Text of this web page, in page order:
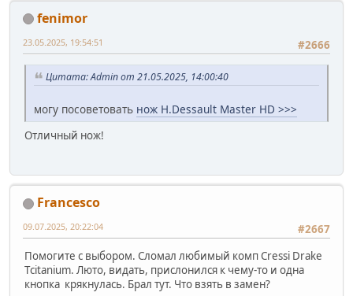
fenimor
#2666
23.05.2025, 19:54:51
Цитата: Admin от 21.05.2025, 14:00:40
могу посоветовать нож H.Dessault Master HD >>>
Отличный нож!
Francesco
#2667
09.07.2025, 20:22:04
Помогите с выбором. Сломал любимый комп Cressi Drake
Tсitanium. Люто, видать, прислонился к чему-то и одна
кнопка крякнулась. Брал тут. Что взять в замен?